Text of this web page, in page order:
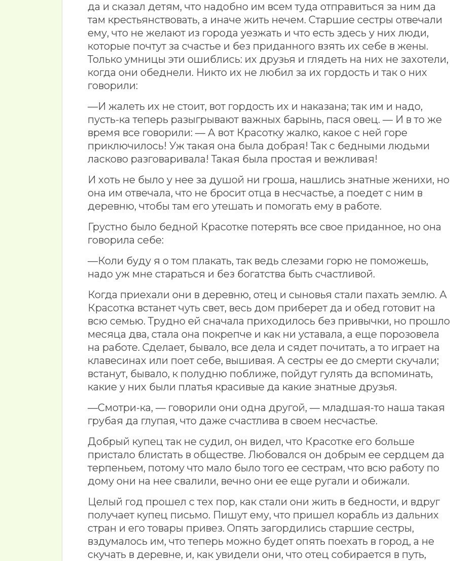
да и сказал детям, что надобно им всем туда отправиться за ним да
там крестьянствовать, а иначе жить нечем. Старшие сестры отвечали
ему, что не желают из города уезжать и что есть здесь у них люди,
которые почтут за счастье и без приданного взять их себе в жены.
Только умницы эти ошиблись: их друзья и глядеть на них не захотели,
когда они обеднели. Никто их не любил за их гордость и так о них
говорили:
—И жалеть их не стоит, вот гордость их и наказана; так им и надо,
пусть-ка теперь разыгрывают важных барынь, пася овец. — И в то же
время все говорили: — А вот Красотку жалко, какое с ней горе
приключилось! Уж такая она была добрая! Так с бедными людьми
ласково разговаривала! Такая была простая и вежливая!
И хоть не было у нее за душой ни гроша, нашлись знатные женихи, но
она им отвечала, что не бросит отца в несчастье, а поедет с ним в
деревню, чтобы там его утешать и помогать ему в работе.
Грустно было бедной Красотке потерять все свое приданное, но она
говорила себе:
—Коли буду я о том плакать, так ведь слезами горю не поможешь,
надо уж мне стараться и без богатства быть счастливой.
Когда приехали они в деревню, отец и сыновья стали пахать землю. А
Красотка встанет чуть свет, весь дом приберет да и обед готовит на
всю семью. Трудно ей сначала приходилось без привычки, но прошло
месяца два, стала она покрепче и как ни уставала, а еще порозовела
на работе. Сделает, бывало, все дела и сядет почитать, а то играет на
клавесинах или поет себе, вышивая. А сестры ее до смерти скучали;
встанут, бывало, к полудню поближе, пойдут гулять да вспоминать,
какие у них были платья красивые да какие знатные друзья.
—Смотри-ка, — говорили они одна другой, — младшая-то наша такая
грубая да глупая, что даже счастлива в своем несчастье.
Добрый купец так не судил, он видел, что Красотке его больше
пристало блистать в обществе. Любовался он добрым ее сердцем да
терпеньем, потому что мало было того ее сестрам, что всю работу по
дому они на нее свалили, вечно они ее еще ругали и обижали.
Целый год прошел с тех пор, как стали они жить в бедности, и вдруг
получает купец письмо. Пишут ему, что пришел корабль из дальних
стран и его товары привез. Опять загордились старшие сестры,
вздумалось им, что теперь можно будет опять поехать в город, а не
скучать в деревне, и, как увидели они, что отец собирается в путь,